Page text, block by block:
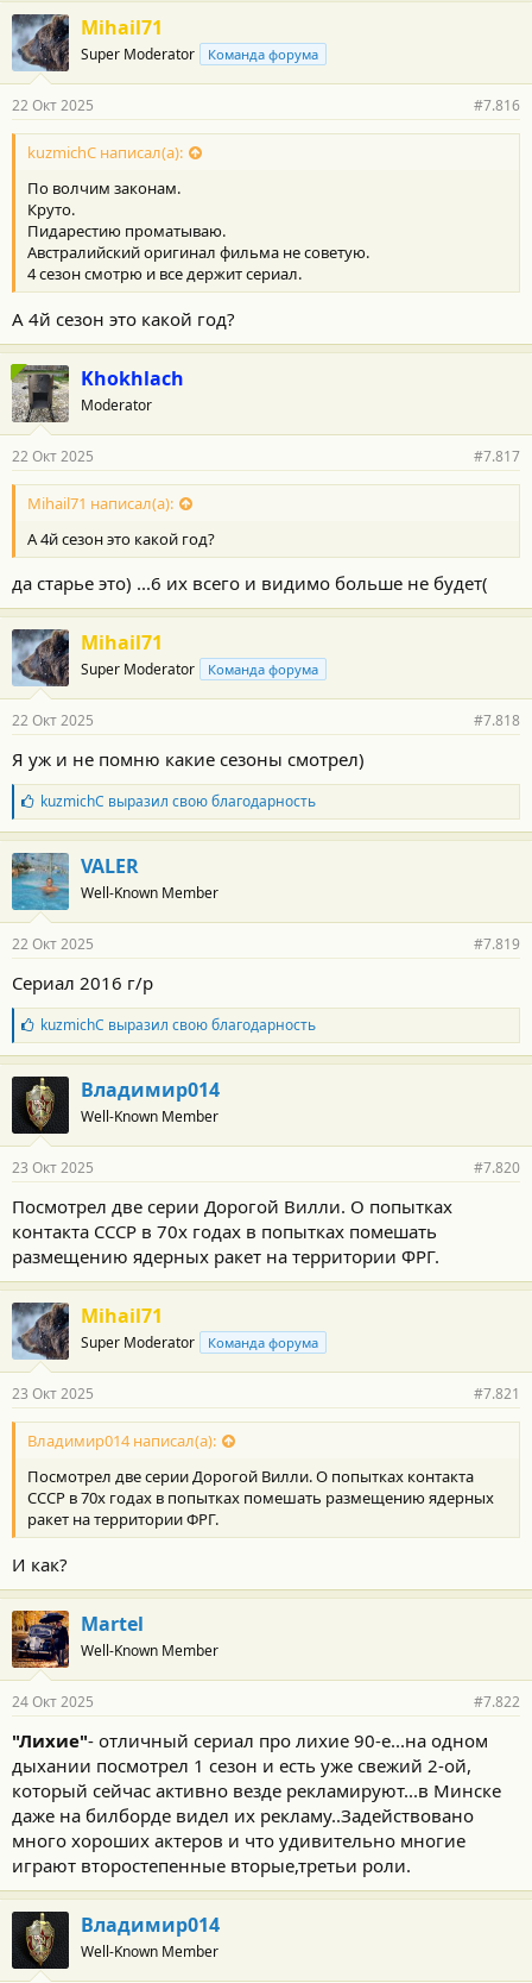
г
о
д
а
н
о
с
и
:
Mihail71
Super Moderator Команда форума
22 Окт 2025 #7.816
kuzmichC написал(а):
По волчим законам.
Круто.
Пидарестию проматываю.
Австралийский оригинал фильма не советую.
4 сезон смотрю и все держит сериал.
А 4й сезон это какой год?
Khokhlach
Moderator
22 Окт 2025 #7.817
Mihail71 написал(а):
А 4й сезон это какой год?
да старье это) ...6 их всего и видимо больше не будет(
Mihail71
Super Moderator Команда форума
22 Окт 2025 #7.818
Я уж и не помню какие сезоны смотрел)
Б
л
а
г
о
д
а
н
с
т
и
:
kuzmichC выразил свою благодарность
VALER
Well-Known Member
22 Окт 2025 #7.819
Сериал 2016 г/р
Б
л
а
г
о
д
а
н
с
т
и
kuzmichC выразил свою благодарность
Владимир014
Well-Known Member
23 Окт 2025 #7.820
Посмотрел две серии Дорогой Вилли. О попытках
контакта СССР в 70х годах в попытках помешать
размещению ядерных ракет на территории ФРГ.
Mihail71
Super Moderator Команда форума
23 Окт 2025 #7.821
Владимир014 написал(а):
Посмотрел две серии Дорогой Вилли. О попытках контакта
СССР в 70х годах в попытках помешать размещению ядерных
ракет на территории ФРГ.
И как?
Martel
Well-Known Member
24 Окт 2025 #7.822
"Лихие"- отличный сериал про лихие 90-е...на одном
дыхании посмотрел 1 сезон и есть уже свежий 2-ой,
который сейчас активно везде рекламируют...в Минске
даже на билборде видел их рекламу..Задействовано
много хороших актеров и что удивительно многие
играют второстепенные вторые,третьи роли.
Владимир014
Well-Known Member